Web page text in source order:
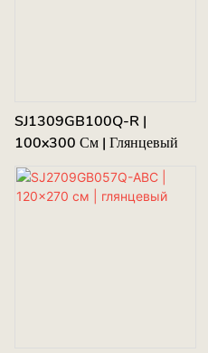
SJ1309GB100Q-R |
100x300 См | Глянцевый